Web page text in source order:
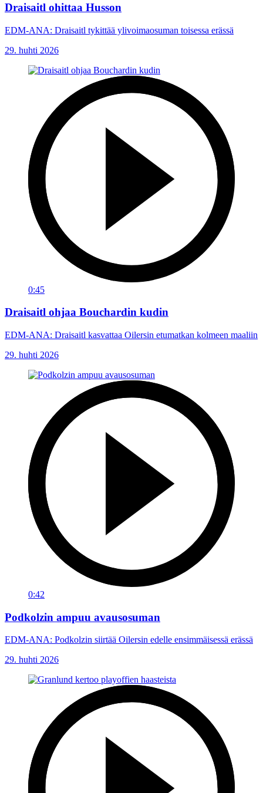
Draisaitl ohittaa Husson
EDM-ANA: Draisaitl tykittää ylivoimaosuman toisessa erässä
29. huhti 2026
0:45
Draisaitl ohjaa Bouchardin kudin
EDM-ANA: Draisaitl kasvattaa Oilersin etumatkan kolmeen maaliin
29. huhti 2026
0:42
Podkolzin ampuu avausosuman
EDM-ANA: Podkolzin siirtää Oilersin edelle ensimmäisessä erässä
29. huhti 2026